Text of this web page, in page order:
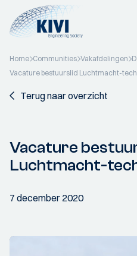
Home Communities Vakafdelingen
Vacature bestuurslid Luchtmacht-
Terug naar overzicht
Vacature
Luchtmacht-
7 december 2020